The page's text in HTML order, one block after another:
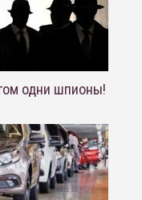
одни шпионы!